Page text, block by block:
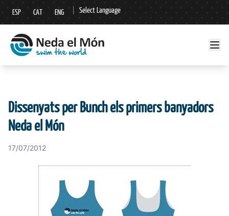
ESP CAT ENG Select Language
▼
Dissenyats per Bunch els primers banyadors
Neda el Món
17/07/2012